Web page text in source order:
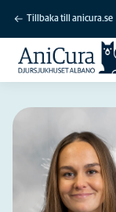
Tillbaka till anicura.se